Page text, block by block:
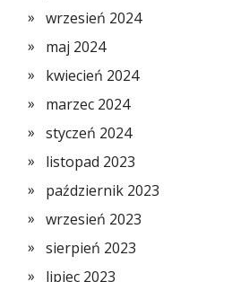
wrzesień 2024
maj 2024
kwiecień 2024
marzec 2024
styczeń 2024
listopad 2023
październik 2023
wrzesień 2023
sierpień 2023
lipiec 2023